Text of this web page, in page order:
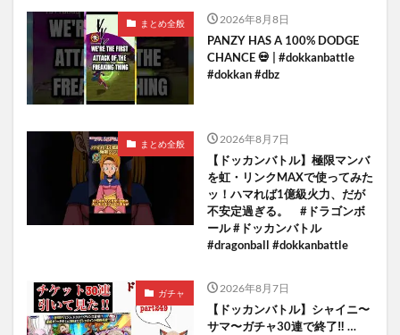
まとめ全般 2026年8月8日
PANZY HAS A 100% DODGE
CHANCE 💀 | #dokkanbattle
#dokkan #dbz
まとめ全般 2026年8月7日
【ドッカンバトル】極限マンバ
を虹・リンクMAXで使ってみた
ッ！ハマれば1億級火力、だが
不安定過ぎる。 #ドラゴンボ
ール #ドッカンバトル
#dragonball #dokkanbattle
ガチャ 2026年8月7日
【ドッカンバトル】シャイニ〜
サマ〜ガチャ30連で終了‼︎ …